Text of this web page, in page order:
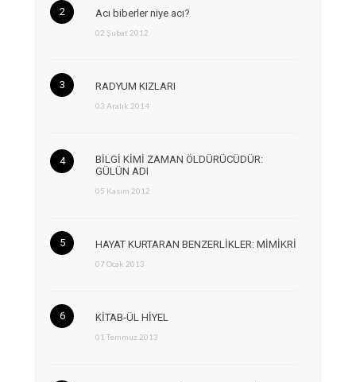
Acı biberler niye acı?
02 Şubat 2012
RADYUM KIZLARI
03 Aralık 2014
BİLGİ KİMİ ZAMAN ÖLDÜRÜCÜDÜR:
GÜLÜN ADI
05 Kasım 2012
HAYAT KURTARAN BENZERLİKLER: MİMİKRİ
07 Ocak 2013
KİTAB-ÜL HİYEL
01 Temmuz 2013